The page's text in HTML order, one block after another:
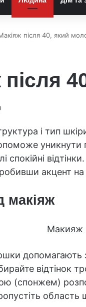
після 40, який
після
і тип
уникнути
спокійні
акцент на
макіяж
допомагають
відтінок
(спонжем)
область